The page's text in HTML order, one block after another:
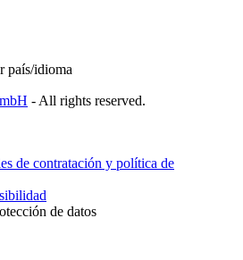
país/idioma
- All rights reserved.
de contratación y política de
de datos